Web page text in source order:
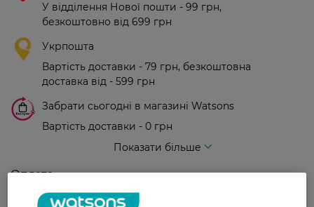
У відділення Нової пошти - 99 грн,
безкоштовно від 699 грн
Укрпошта
Вартість доставки - 79 грн, безкоштовна
доставка від - 599 грн
Забрати сьогодні в магазині Watsons
Вартість доставки - 0 грн
Показати більше
Оплата